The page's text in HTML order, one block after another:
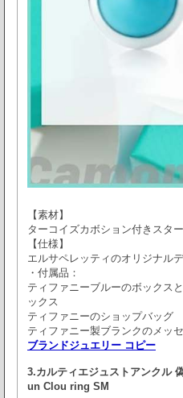
【素材】
ターコイズカボション付きスタ
【仕様】
エルサペレッティのオリジナル
・付属品：
ティファニーブルーのボックス
ックス
ティファニーのショップバッグ
ティファニー製ブランクのメッ
ブランドジュエリー コピー
3.カルティエジュストアンクル
un Clou ring SM